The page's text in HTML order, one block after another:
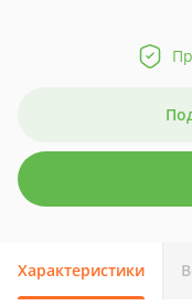
Характеристики